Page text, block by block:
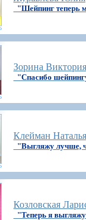
"Шейпинг теперь
Зорина Виктория
"Спасибо
Клейман Наталья
"Выгляжу лучше,
Козловская
"Теперь я